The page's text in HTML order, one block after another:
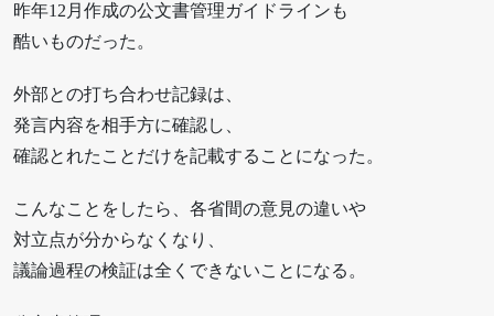
昨年12月作成の公文書管理ガイドラインも
酷いものだった。
外部との打ち合わせ記録は、
発言内容を相手方に確認し、
確認とれたことだけを記載することになった。
こんなことをしたら、各省間の意見の違いや
対立点が分からなくなり、
議論過程の検証は全くできないことになる。